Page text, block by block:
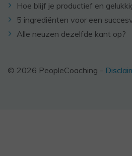
Hoe blijf je productief en
5 ingrediënten voor een
Alle neuzen dezelfde kant op?
© 2026 PeopleCoaching -